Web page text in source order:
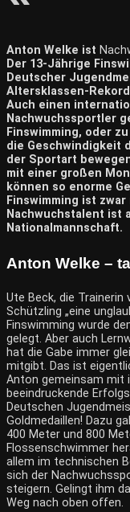
Anton Welke ist
Der 13-Jährige
Deutscher
Altersklassen-
Auch einen
Nachwuchssportler
Finswimming, oder
die Geschwindigkeit
der Sportart
mit einer großen
können so enorme
Finswimming ist
Nachwuchstalent ist
Nationalmannschaft.
Anton Welke –
Ute Beck, die
Schützling „eine
Finswimming wurde
gelegt. Aber auch
hat die Gabe immer
mitgibt. Das ist
Anton gemeinsam mit
beeindruckende
Deutschen
Goldmedaillen! Dazu
400 Meter und 800
Flossenschwimmer
allem im technischen
sich der
steigern. Gelingt ihm
Weg nach oben offen.